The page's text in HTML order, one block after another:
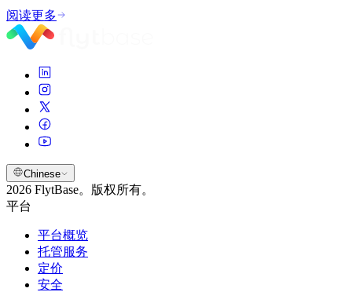
阅读更多
Chinese
2026 FlytBase。版权所有。
平台
平台概览
托管服务
定价
安全